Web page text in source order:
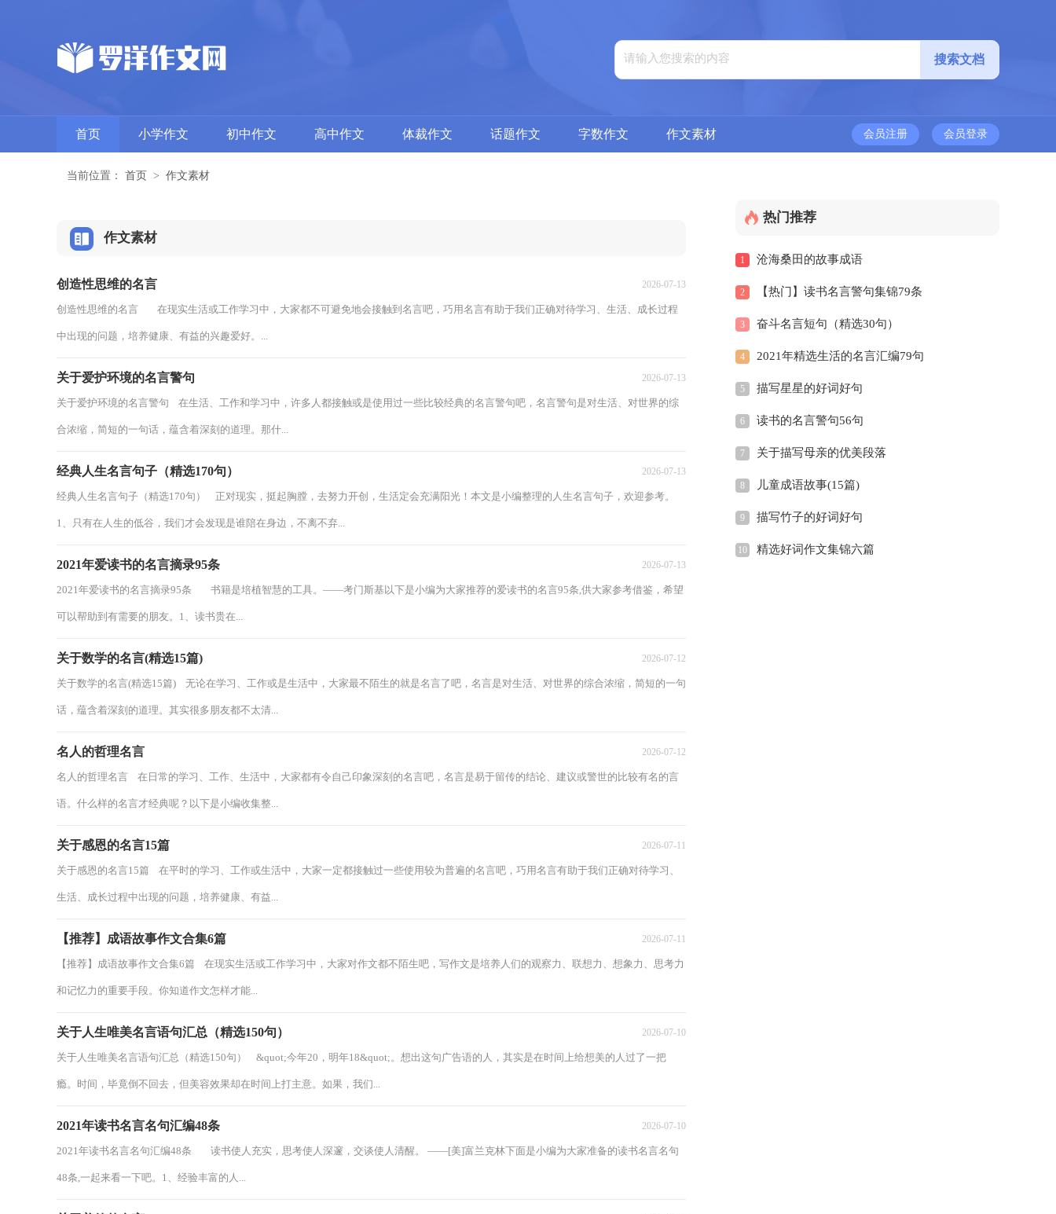
首页 小学作文 初中作文 高中作文 体裁作文 话题作文 字数作文 作文素材 会员登录
会员注册
当前位置： 首页 > 作文素材
作文素材
创造性思维的名言 2026-07-13
创造性思维的名言 在现实生活或工作学习中，大家都不可避免地会接触到名言吧，巧用名言有助于我们正确对待学习、生活、成长过程
中出现的问题，培养健康、有益的兴趣爱好。...
关于爱护环境的名言警句 2026-07-13
关于爱护环境的名言警句 在生活、工作和学习中，许多人都接触或是使用过一些比较经典的名言警句吧，名言警句是对生活、对世界的综
合浓缩，简短的一句话，蕴含着深刻的道理。那什...
经典人生名言句子（精选170句） 2026-07-13
经典人生名言句子（精选170句） 正对现实，挺起胸膛，去努力开创，生活定会充满阳光！本文是小编整理的人生名言句子，欢迎参考。
1、只有在人生的低谷，我们才会发现是谁陪在身边，不离不弃...
2021年爱读书的名言摘录95条 2026-07-13
2021年爱读书的名言摘录95条 书籍是培植智慧的工具。——考门斯基以下是小编为大家推荐的爱读书的名言95条,供大家参考借鉴，希望
可以帮助到有需要的朋友。1、读书贵在...
关于数学的名言(精选15篇) 2026-07-12
关于数学的名言(精选15篇) 无论在学习、工作或是生活中，大家最不陌生的就是名言了吧，名言是对生活、对世界的综合浓缩，简短的一句
话，蕴含着深刻的道理。其实很多朋友都不太清...
名人的哲理名言 2026-07-12
名人的哲理名言 在日常的学习、工作、生活中，大家都有令自己印象深刻的名言吧，名言是易于留传的结论、建议或警世的比较有名的言
语。什么样的名言才经典呢？以下是小编收集整...
关于感恩的名言15篇 2026-07-11
关于感恩的名言15篇 在平时的学习、工作或生活中，大家一定都接触过一些使用较为普遍的名言吧，巧用名言有助于我们正确对待学习、
生活、成长过程中出现的问题，培养健康、有益...
【推荐】成语故事作文合集6篇 2026-07-11
【推荐】成语故事作文合集6篇 在现实生活或工作学习中，大家对作文都不陌生吧，写作文是培养人们的观察力、联想力、想象力、思考力
和记忆力的重要手段。你知道作文怎样才能...
关于人生唯美名言语句汇总（精选150句） 2026-07-10
关于人生唯美名言语句汇总（精选150句） &quot;今年20，明年18&quot;。想出这句广告语的人，其实是在时间上给想美的人过了一把
瘾。时间，毕竟倒不回去，但美容效果却在时间上打主意。如果，我们...
2021年读书名言名句汇编48条 2026-07-10
2021年读书名言名句汇编48条 读书使人充实，思考使人深邃，交谈使人清醒。 ——[美]富兰克林下面是小编为大家准备的读书名言名句
48条,一起来看一下吧。1、经验丰富的人...
热门推荐
1 沧海桑田的故事成语
2 【热门】读书名言警句集锦79条
3 奋斗名言短句（精选30句）
4 2021年精选生活的名言汇编79句
5 描写星星的好词好句
6 读书的名言警句56句
7 关于描写母亲的优美段落
8 儿童成语故事(15篇)
9 描写竹子的好词好句
10 精选好词作文集锦六篇